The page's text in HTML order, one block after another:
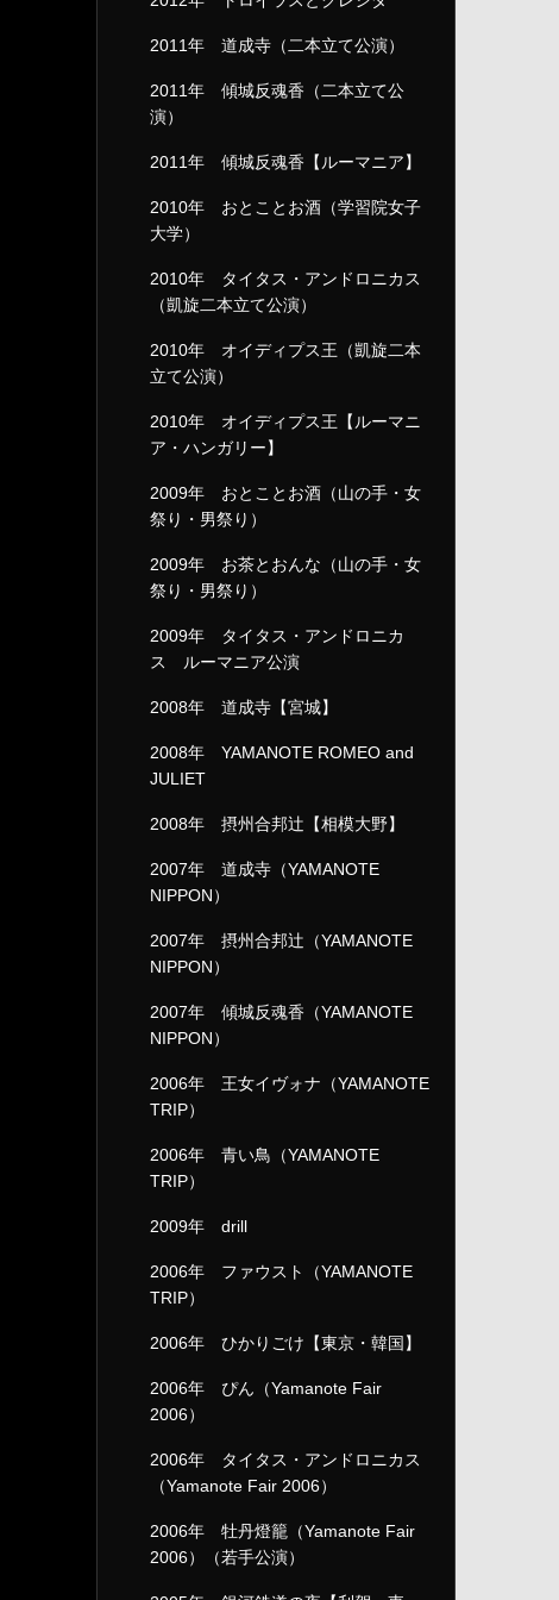
2011年 道成寺（二本立て公演）
2011年 傾城反魂香（二本立て公
演）
2011年 傾城反魂香【ルーマニア】
2010年 おとことお酒（学習院女子
大学）
2010年 タイタス・アンドロニカス
（凱旋二本立て公演）
2010年 オイディプス王（凱旋二本
立て公演）
2010年 オイディプス王【ルーマニ
ア・ハンガリー】
2009年 おとことお酒（山の手・女
祭り・男祭り）
2009年 お茶とおんな（山の手・女
祭り・男祭り）
2009年 タイタス・アンドロニカ
ス ルーマニア公演
2008年 道成寺【宮城】
2008年 YAMANOTE ROMEO and
JULIET
2008年 摂州合邦辻【相模大野】
2007年 道成寺（YAMANOTE
NIPPON）
2007年 摂州合邦辻（YAMANOTE
NIPPON）
2007年 傾城反魂香（YAMANOTE
NIPPON）
2006年 王女イヴォナ（YAMANOTE
TRIP）
2006年 青い鳥（YAMANOTE
TRIP）
2009年 drill
2006年 ファウスト（YAMANOTE
TRIP）
2006年 ひかりごけ【東京・韓国】
2006年 ぴん（Yamanote Fair
2006）
2006年 タイタス・アンドロニカス
（Yamanote Fair 2006）
2006年 牡丹燈籠（Yamanote Fair
2006）（若手公演）